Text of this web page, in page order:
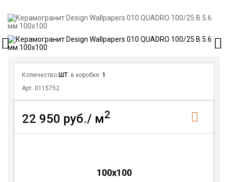
Количество ШТ. в коробке: 1
Арт. 0115752
22 950 руб./ м2
100х100